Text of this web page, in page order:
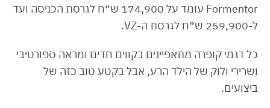
Formentor עומד על 174,900 ש״ח לגרסת הכניסה ועד
ל-259,900 ש״ח לגרסת ה-VZ.
כל דגמי קופרה מתאפיינים בקווים חדים ומראה ספורטיבי
ושרירי ולוק של הילד הרע, אבל בקטע טוב כזה של
ביצועים.